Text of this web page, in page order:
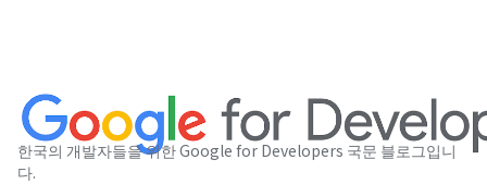
한국의 개발자들을 위한 Google for Developers 국문 블로그입니
다.